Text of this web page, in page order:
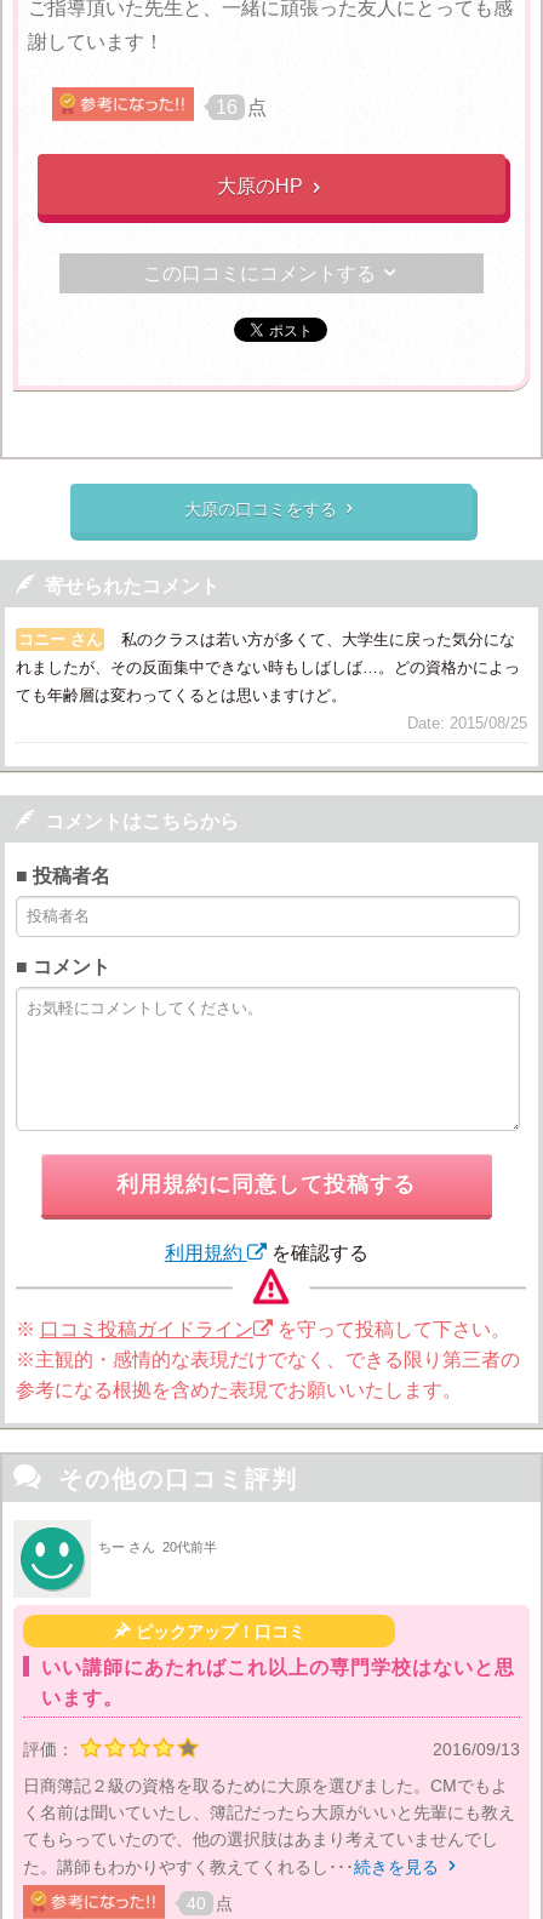
ご指導頂いた先生と、一緒に頑張った友人にとっても感
謝しています！
16 点
大原のHP 
この口コミにコメントする 
大原の口コミをする 
 寄せられたコメント
コニー さん
私のクラスは若い方が多くて、大学生に戻った気分にな
れましたが、その反面集中できない時もしばしば…。どの資格かによっ
ても年齢層は変わってくるとは思いますけど。
Date: 2015/08/25
 コメントはこちらから
■ 投稿者名
■ コメント
利用規約に同意して投稿する
利用規約 を確認する
※ 口コミ投稿ガイドライン
を守って投稿して下さい。
※主観的・感情的な表現だけでなく、できる限り第三者の
参考になる根拠を含めた表現でお願いいたします。
 その他の口コミ評判
ちー さん 20代前半
ピックアップ！口コミ
いい講師にあたればこれ以上の専門学校はないと思
います。
評価：
2016/09/13
日商簿記２級の資格を取るために大原を選びました。CMでもよ
く名前は聞いていたし、簿記だったら大原がいいと先輩にも教え
てもらっていたので、他の選択肢はあまり考えていませんでし
た。講師もわかりやすく教えてくれるし･･･続きを見る 
40 点